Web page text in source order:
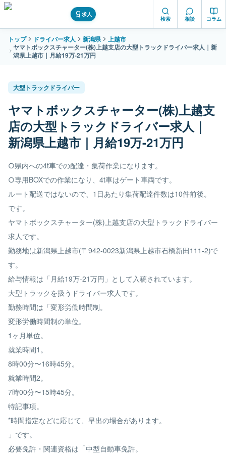
求人
検索 相談 コラム
トップ ドライバー求人 新潟県
上越市
ヤマトボックスチャーター(株)上越支店の大型トラックドライバー求人｜新
潟県上越市｜月給19万-21万円
大型トラックドライバー
ヤマトボックスチャーター(株)上越支
店の大型トラックドライバー求人｜
新潟県上越市｜月給19万-21万円
○県内への4t車での配達・集荷作業になります。
○専用BOXでの作業になり、4t車はゲート車両です。
ルート配送ではないので、1日あたり集荷配達件数は10件前後。
です。
ヤマトボックスチャーター(株)上越支店の大型トラックドライバー
求人です。
勤務地は新潟県上越市(〒942-0023新潟県上越市石橋新田111-2)で
す。
給与情報は「月給19万-21万円」として入稿されています。
大型トラックを扱うドライバー求人です。
勤務時間は「変形労働時間制。
変形労働時間制の単位。
1ヶ月単位。
就業時間1。
8時00分〜16時45分。
就業時間2。
7時00分〜15時45分。
特記事項。
*時間指定などに応じて、早出の場合があります。
」です。
必要免許・関連資格は「中型自動車免許。